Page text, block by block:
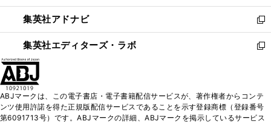
開
く
ウ
で
開
く
ン
ド
ウ
で
ウ
ィ
ン
ド
く
集英社アドナビ
新
し
い
ド
ウ
集英社エディターズ・ラボ
新
ィ
ン
ABJマークは、この電子書店・電子書籍配信サービスが、著作権者からコンテ
ンツ使用許諾を得た正規版配信サービスであることを示す登録商標（登録番号
第6091713号）です。ABJマークの詳細、ABJマークを掲示しているサービス